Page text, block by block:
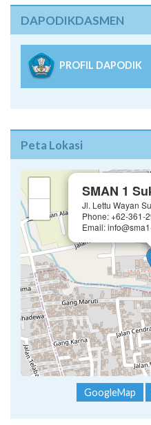
DAPODIKDASMEN
PROFIL DAPODIK
Peta Lokasi
SMAN 1
Jl. Lettu Wayan
Phone: +62-361-
Email:
GoogleMap